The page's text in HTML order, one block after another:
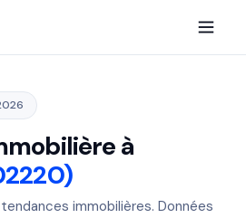
à
immobilières. Données